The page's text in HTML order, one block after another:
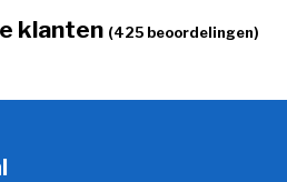
klanten (425 beoordelingen)